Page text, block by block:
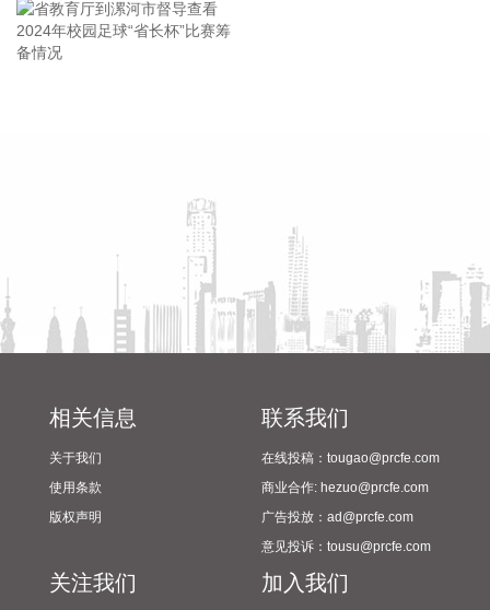
丁森除了持续聚焦流程工业和核电行业，深耕压力变送器和质
量流量计等传感产品的研发之外，还将重点推进六维力传感器
等新产品、新应用落地，持续拓展业务边界，完善多场景国产
步夯实，首个全国产10万卡人工智能超集群日前正式投用。标
志着我国算力基础设施建设迈入10万卡级部署新阶段。全国多
个算力节点迎来新一轮算力扩容。在国家超算互联网郑州核心
节点，首个全国产10万卡人工智能超集群投入运行。工作人员
告诉记者，这里的特别之处在于，科学计算加智能计算的融合
算力，为未来可能出现的新型计算需求做了前瞻布局。
2026-08-09 11:32:37
国家统计局城市司首席统计师董莉娟解读2026年7月份CPI和
PPI数据。7月份，受国际输入性因素影响，居民消费价格指数
（CPI）环比下降0.1%，同比上涨0.5%，扣除食品和能源价格
的核心CPI环比上涨0.3%，同比上涨0.9%，CPI总体保持温和
上涨。国内部分行业需求增加，但受输入性和季节性等因素影
下降0.7%，降幅比上月扩大0.4个百分点。7月PPI环比运行的
相关信息
关于我们
使用条款
版权声明
联系我们
在线投稿：tougao@prcfe.com
商业合作: hezuo@prcfe.com
广告投放：ad@prcfe.com
意见投诉：tousu@prcfe.com
关注我们 加入我们